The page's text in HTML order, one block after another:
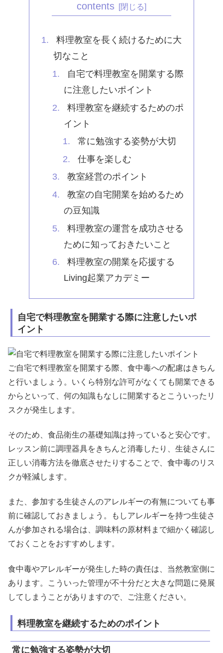
contents
料理教室を長く続けるために大
切なこと
自宅で料理教室を開業する際
に注意したいポイント
料理教室を継続するためのポ
イント
常に勉強する姿勢が大切
仕事を楽しむ
教室経営のポイント
教室の自宅開業を始めるため
の豆知識
料理教室の運営を成功させる
ために知っておきたいこと
料理教室の開業を応援する
Living起業アカデミー
自宅で料理教室を開業する際に注意したいポ
イント
ご自宅で料理教室を開業する際、食中毒への配慮はきちん
と行いましょう。いくら特別な許可がなくても開業できる
からといって、何の知識もなしに開業するとこういったリ
スクが発生します。
そのため、食品衛生の基礎知識は持っていると安心です。
レッスン前に調理器具をきちんと消毒したり、生徒さんに
正しい消毒方法を徹底させたりすることで、食中毒のリス
クが軽減します。
また、参加する生徒さんのアレルギーの有無についても事
前に確認しておきましょう。もしアレルギーを持つ生徒さ
んが参加される場合は、調味料の原材料まで細かく確認し
ておくことをおすすめします。
食中毒やアレルギーが発生した時の責任は、当然教室側に
あります。こういった管理が不十分だと大きな問題に発展
してしまうことがありますので、ご注意ください。
料理教室を継続するためのポイント
常に勉強する姿勢が大切